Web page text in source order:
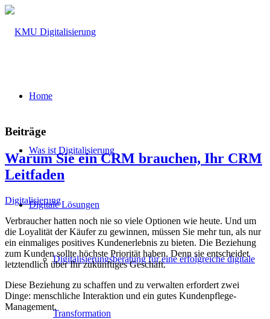
Home
Was ist Digitalisierung
Digitale Lösungen
Digitalisierungsberatung für eine erfolgreiche digitale
Transformation
Beiträge
Warum Sie ein CRM brauchen, Ihr CRM
Leitfaden
Digitalisierung
Verbraucher hatten noch nie so viele Optionen wie heute. Und um
die Loyalität der Käufer zu gewinnen, müssen Sie mehr tun, als nur
ein einmaliges positives Kundenerlebnis zu bieten. Die Beziehung
zum Kunden sollte höchste Priorität haben. Denn sie entscheidet
letztendlich über Ihr zukünftiges Geschäft.
Diese Beziehung zu schaffen und zu verwalten erfordert zwei
Dinge: menschliche Interaktion und ein gutes Kundenpflege-
Management.